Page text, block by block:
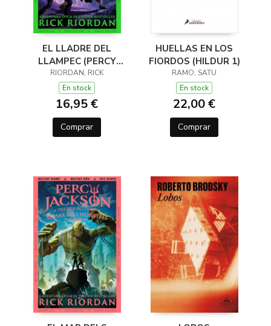
EL LLADRE DEL
LLAMPEC (PERCY
JACKSON I ELS DÉUS
DE L'OLIMP 1)
RIORDAN, RICK
En stock
16,95 €
Comprar
HUELLAS EN LOS
FIORDOS (HILDUR 1)
RAMO, SATU
En stock
22,00 €
Comprar